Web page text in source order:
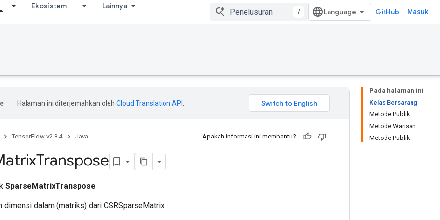
Ekosistem Lainnya
/ GitHub Masuk
Pada halaman ini
Kelas Bersarang
Metode Publik
Metode Warisan
Metode Publik
Halaman ini diterjemahkan oleh Cloud Translation API
TensorFlow v2.8.4 Java Apakah informasi ini membantu?
Transpose
SparseMatrixTranspose
dimensi dalam (matriks) dari CSRSparseMatrix.